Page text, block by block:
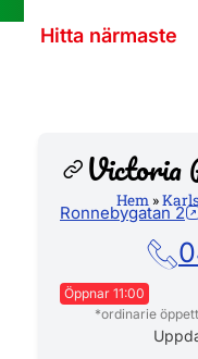
Hitta närmaste
Victoria
Hem »
Ronnebygatan 2
Öppnar 11:00
Måndag
*ordinarie